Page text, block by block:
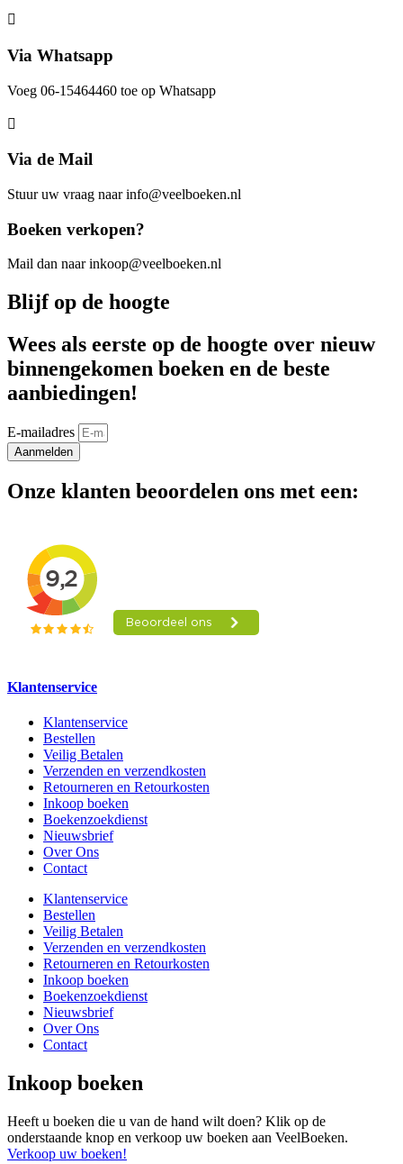
Via Whatsapp
Voeg 06-15464460 toe op Whatsapp
Via de Mail
Stuur uw vraag naar info@veelboeken.nl
Boeken verkopen?
Mail dan naar inkoop@veelboeken.nl
Blijf op de hoogte
Wees als eerste op de hoogte over nieuw
binnengekomen boeken en de beste
aanbiedingen!
E-mailadres
Aanmelden
Onze klanten beoordelen ons met een:
Klantenservice
Klantenservice
Bestellen
Veilig Betalen
Verzenden en verzendkosten
Retourneren en Retourkosten
Inkoop boeken
Boekenzoekdienst
Nieuwsbrief
Over Ons
Contact
Klantenservice
Bestellen
Veilig Betalen
Verzenden en verzendkosten
Retourneren en Retourkosten
Inkoop boeken
Boekenzoekdienst
Nieuwsbrief
Over Ons
Contact
Inkoop boeken
Heeft u boeken die u van de hand wilt doen? Klik op de
onderstaande knop en verkoop uw boeken aan VeelBoeken.
Verkoop uw boeken!